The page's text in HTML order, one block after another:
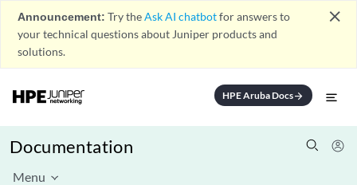
Announcement: Try theAsk AI chatbotfor answers to
your technical questions about Juniper products and
solutions.
close
HPE Aruba Docsarrow_forward
Documentation
Menu